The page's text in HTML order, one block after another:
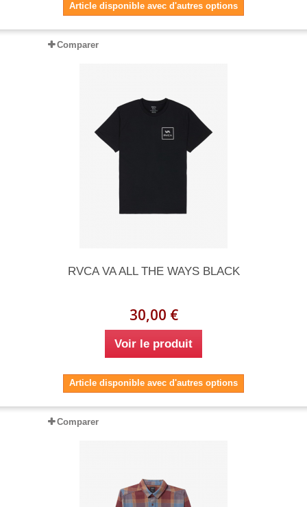
Article disponible avec d'autres options
Comparer
RVCA VA ALL THE WAYS BLACK
30,00 €
Voir le produit
Article disponible avec d'autres options
Comparer